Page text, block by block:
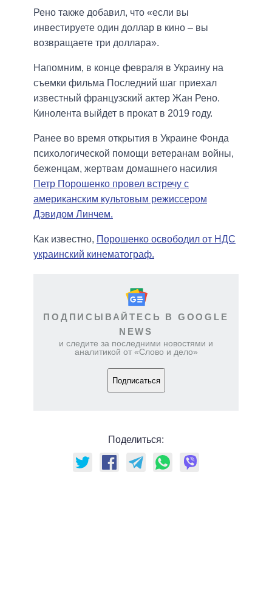
Рено также добавил, что «если вы
инвестируете один доллар в кино – вы
возвращаете три доллара».
Напомним, в конце февраля в Украину на
съемки фильма Последний шаг приехал
известный французский актер Жан Рено.
Кинолента выйдет в прокат в 2019 году.
Ранее во время открытия в Украине Фонда
психологической помощи ветеранам войны,
беженцам, жертвам домашнего насилия
Петр Порошенко провел встречу с
американским культовым режиссером
Дэвидом Линчем.
Как известно, Порошенко освободил от НДС
украинский кинематограф.
ПОДПИСЫВАЙТЕСЬ В GOOGLE
NEWS
и следите за последними новостями и
аналитикой от «Слово и дело»
Подписаться
Поделиться: